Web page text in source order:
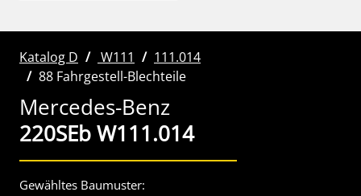
Katalog D W111
111.014
88 Fahrgestell-Blechteile
Mercedes-Benz
220SEb W111.014
Gewähltes Baumuster: